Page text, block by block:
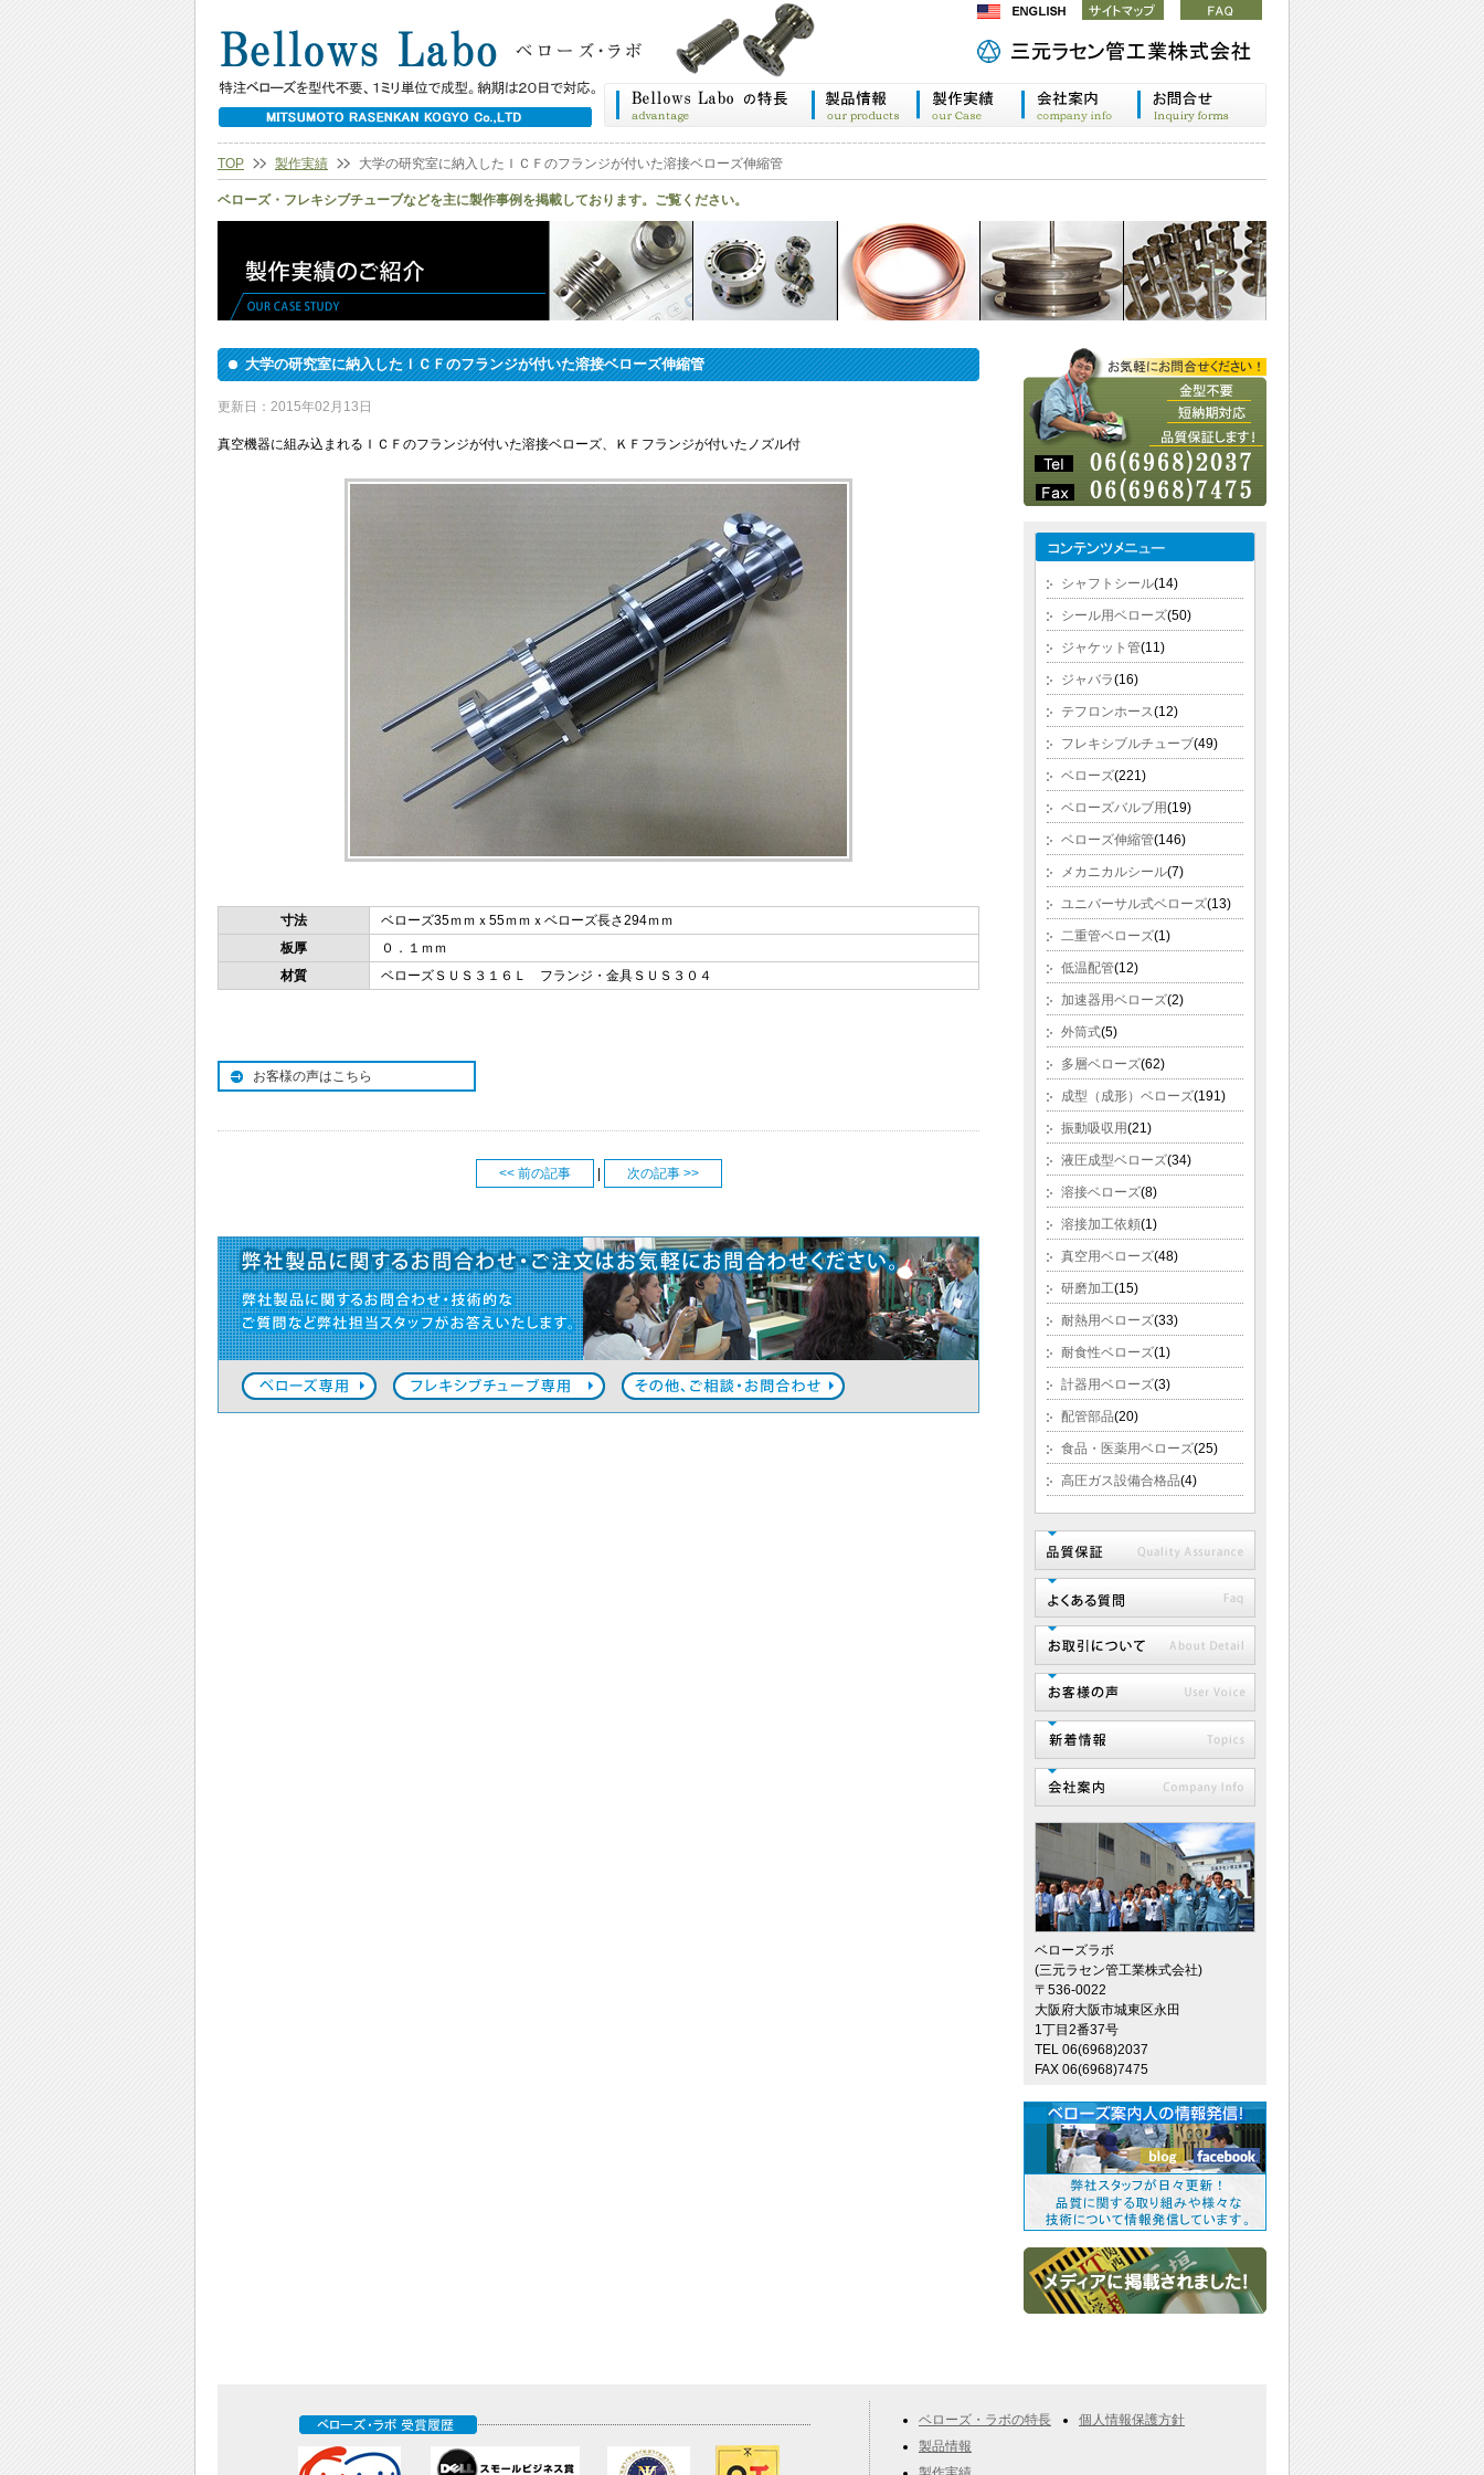
TOP 製作実績 大学の研究室に納入したＩＣＦのフランジが付いた溶接ベローズ伸縮管
ベローズ・フレキシブチューブなどを主に製作事例を掲載しております。ご覧ください。
大学の研究室に納入したＩＣＦのフランジが付いた溶接ベローズ伸縮管
更新日：2015年02月13日
真空機器に組み込まれるＩＣＦのフランジが付いた溶接ベローズ、ＫＦフランジが付いたノズル付
寸法
ベローズ35ｍｍｘ55ｍｍｘベローズ長さ294ｍｍ
板厚
０．１ｍｍ
材質
ベローズＳＵＳ３１６Ｌ フランジ・金具ＳＵＳ３０４
お客様の声はこちら
<< 前の記事 次の記事 >>
シャフトシール(14)
シール用ベローズ(50)
ジャケット管(11)
ジャバラ(16)
テフロンホース(12)
フレキシブルチューブ(49)
ベローズ(221)
ベローズバルブ用(19)
ベローズ伸縮管(146)
メカニカルシール(7)
ユニバーサル式ベローズ(13)
二重管ベローズ(1)
低温配管(12)
加速器用ベローズ(2)
外筒式(5)
多層ベローズ(62)
成型（成形）ベローズ(191)
振動吸収用(21)
液圧成型ベローズ(34)
溶接ベローズ(8)
溶接加工依頼(1)
真空用ベローズ(48)
研磨加工(15)
耐熱用ベローズ(33)
耐食性ベローズ(1)
計器用ベローズ(3)
配管部品(20)
食品・医薬用ベローズ(25)
高圧ガス設備合格品(4)
ベローズラボ
(三元ラセン管工業株式会社)
〒536-0022
大阪府大阪市城東区永田
1丁目2番37号
TEL 06(6968)2037
FAX 06(6968)7475
ベローズ・ラボの特長
製品情報
個人情報保護方針